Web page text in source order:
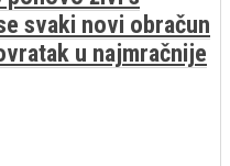
svaki novi obračun
u najmračnije